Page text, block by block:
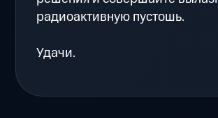
радиоактивную пустошь.
Удачи.